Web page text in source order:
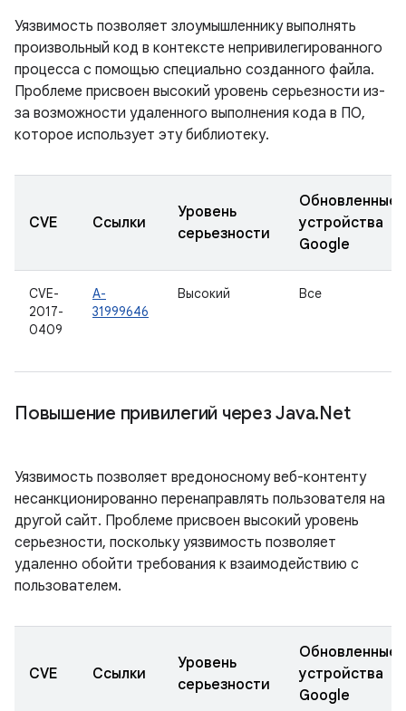
Уязвимость позволяет злоумышленнику выполнять
произвольный код в контексте непривилегированного
процесса с помощью специально созданного файла.
Проблеме присвоен высокий уровень серьезности из-
за возможности удаленного выполнения кода в ПО,
которое использует эту библиотеку.
CVE Ссылки
Уровень
серьезности
Обновленные
устройства
Google
CVE-
2017-
0409
A-
31999646
Высокий Все
Повышение привилегий через Java.Net
Уязвимость позволяет вредоносному веб-контенту
несанкционированно перенаправлять пользователя на
другой сайт. Проблеме присвоен высокий уровень
серьезности, поскольку уязвимость позволяет
удаленно обойти требования к взаимодействию с
пользователем.
CVE Ссылки
Уровень
серьезности
Обновленные
устройства
Google